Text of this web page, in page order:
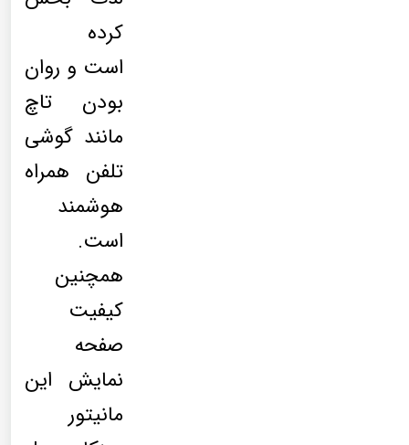
کرده
است و روان
بودن تاچ
مانند گوشی
تلفن همراه
هوشمند
است.
همچنین
کیفیت
صفحه
نمایش این
مانیتور